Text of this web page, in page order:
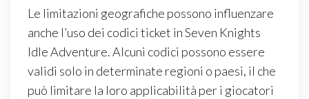
Le limitazioni geografiche possono influenzare
anche l’uso dei codici ticket in Seven Knights
Idle Adventure. Alcuni codici possono essere
validi solo in determinate regioni o paesi, il che
può limitare la loro applicabilità per i giocatori